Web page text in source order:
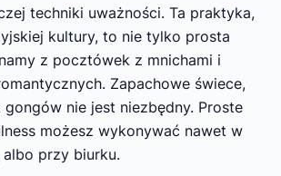
techniki uważności. Ta praktyka,
kultury, to nie tylko prosta
z pocztówek z mnichami i
Zapachowe świece,
gongów nie jest niezbędny. Proste
możesz wykonywać nawet w
przy biurku.